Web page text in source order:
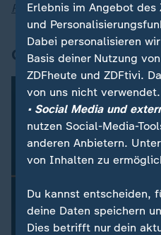
Russlands Angriff auf die
Grafik des Tages
Erlebnis im Angebot des
und
Dabei personalisieren
Basis deiner Nutzung
ZDFheute und ZDFtivi.
von uns nicht verwendet.
• Social Media und
nutzen Social-Media-
anderen Anbietern.
von Inhalten zu
Du kannst entscheiden,
deine Daten speichern
Dies betrifft nur dein